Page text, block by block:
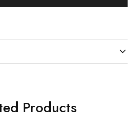
Products